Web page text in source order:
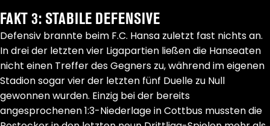
FAKT 3: STABILE DEFENSIVE
Defensiv brannte beim F.C. Hansa zuletzt fast nichts an.
In drei der letzten vier Ligapartien ließen die Hanseaten
nicht einen Treffer des Gegners zu, während im eigenen
Stadion sogar vier der letzten fünf Duelle zu Null
gewonnen wurden. Einzig bei der bereits
angesprochenen 1:3-Niederlage in Cottbus mussten die